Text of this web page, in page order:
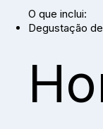
O que inclui:
Degustação